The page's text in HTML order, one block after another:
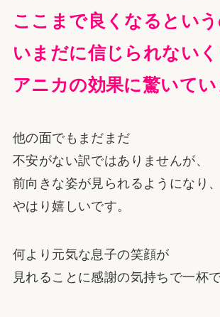
ここまで良くなるという
いまだに信じられないく
アニカの効果に驚いてい
他の面でもまだまだ
不安がない訳ではありませんが、
前向きな姿が見られるようになり、
やはり嬉しいです。
何より元気な息子の笑顔が
見れることに感謝の気持ちで一杯で